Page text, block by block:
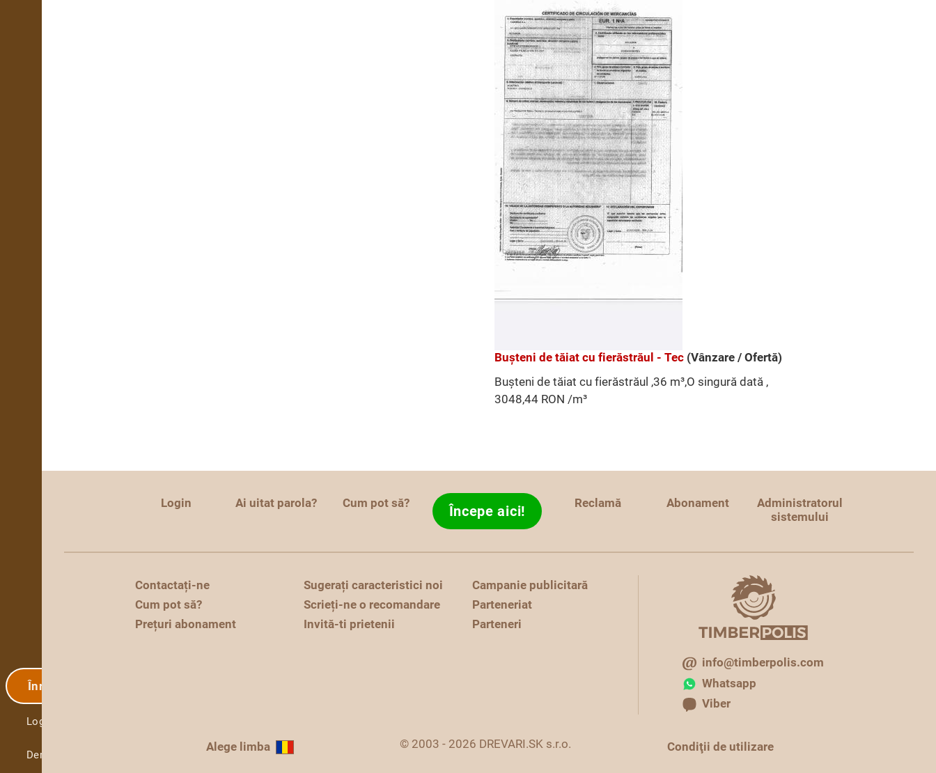
Înregistrare
Login
Demo
Buşteni de tăiat cu fierăstrăul - Tec (Vânzare / Ofertă)
Buşteni de tăiat cu fierăstrăul ,36 m³,O singură dată ,
3048,44 RON /m³
Login Ai uitat parola? Cum pot să? Începe aici! Reclamă Abonament
Administratorul
sistemului
Contactați-ne
Cum pot să?
Prețuri abonament
Sugerați caracteristici noi
Scrieți-ne o recomandare
Invită-ti prietenii
Campanie publicitară
Parteneriat
Parteneri
info@timberpolis.com
Whatsapp
Viber
Alege limba © 2003 - 2026 DREVARI.SK s.r.o. Condiţii de utilizare